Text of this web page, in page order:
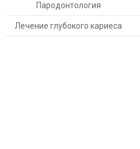
Пародонтология
Лечение глубокого кариеса